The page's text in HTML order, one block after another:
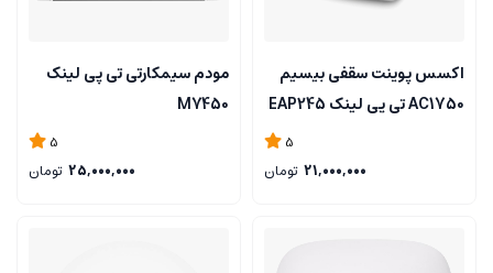
اکسس پوینت سقفی بیسیم
AC1750 تی پی لینک EAP245
5
21,000,000 تومان
مودم سیمکارتی تی پی لینک
M7450
5
25,000,000 تومان